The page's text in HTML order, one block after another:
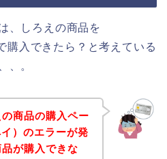
、しろえの商品を
購入できたら？と考えている
、。
商品の購入ペー
）のエラーが発
が購入できな